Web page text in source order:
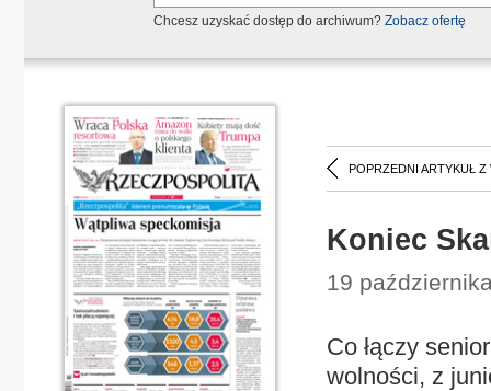
Chcesz uzyskać dostęp do archiwum? Zobacz ofertę
POPRZEDNI ARTYKUŁ Z
Koniec
19
Co łączy
wolności, z